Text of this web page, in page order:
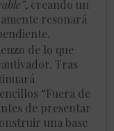
, creando un
resonará
de lo que
Tras
“Fuera de
de presentar
una base